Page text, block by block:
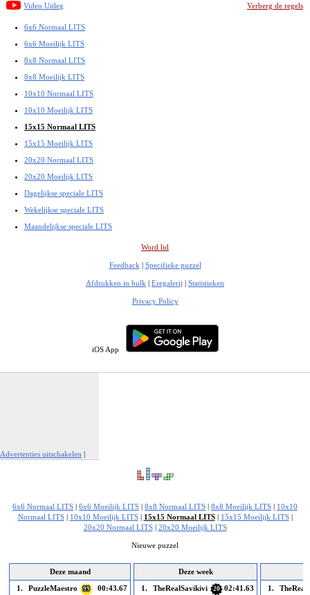
Video Uitleg Verberg de regels
6x6 Normaal LITS
6x6 Moeilijk LITS
8x8 Normaal LITS
8x8 Moeilijk LITS
10x10 Normaal LITS
10x10 Moeilijk LITS
15x15 Normaal LITS
15x15 Moeilijk LITS
20x20 Normaal LITS
20x20 Moeilijk LITS
Dagelijkse speciale LITS
Wekelijkse speciale LITS
Maandelijkse speciale LITS
Word lid
Feedback | Specifieke puzzel
Afdrukken in bulk | Eregalerij | Statistieken
Privacy Policy
iOS App
Advertenties uitschakelen |
6x6 Normaal LITS | 6x6 Moeilijk LITS | 8x8 Normaal LITS | 8x8 Moeilijk LITS | 10x10
Normaal LITS| 10x10 Moeilijk LITS| 15x15 Normaal LITS| 15x15 Moeilijk LITS|
20x20 Normaal LITS| 20x20 Moeilijk LITS
Nieuwe puzzel
Deze maand
1.
PuzzleMaestro 99
00:43.67
Deze week
1.
TheRealSavikivi 20
02:41.63
1.